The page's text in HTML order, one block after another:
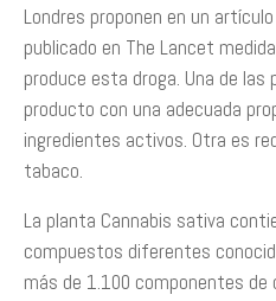
Londres proponen en un
publicado en The Lancet
produce esta droga. Una de las
producto con una adecuada
ingredientes activos. Otra es
tabaco.
La planta Cannabis sativa
compuestos diferentes
más de 1.100 componentes